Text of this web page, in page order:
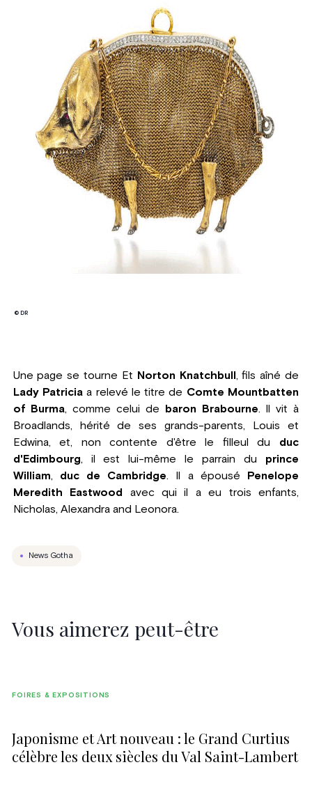
© DR
Une page se tourne Et Norton Knatchbull , fils aîné de
Lady Patriciaa relevé le titre de Comte Mountbatten
of Burma, comme celui de baron Brabourne. Il vit à
Broadlands, hérité de ses grands-parents, Louis et
Edwina, et, non contente d'être le filleul du duc
d'Edimbourg, il est lui-même le parrain du prince
William, duc de Cambridge. Il a épousé
Penelope
Meredith Eastwood
avec qui il a eu trois enfants,
Nicholas, Alexandra and Leonora.
News Gotha
Vous aimerez peut-être
Japonisme et Art nouveau : le Grand Curtius
célèbre les deux siècles du Val Saint-Lambert
FOIRES & EXPOSITIONS